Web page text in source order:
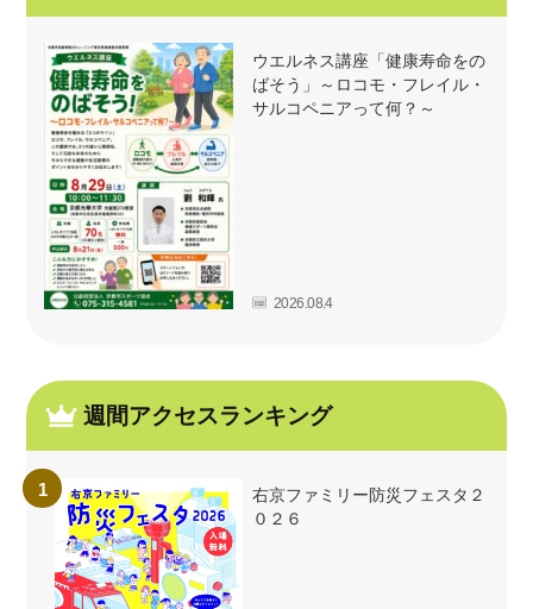
ウエルネス講座「健康寿命をの
ばそう」～ロコモ・フレイル・
サルコペニアって何？～
2026.08.4
週間アクセスランキング
右京ファミリー防災フェスタ２
０２６